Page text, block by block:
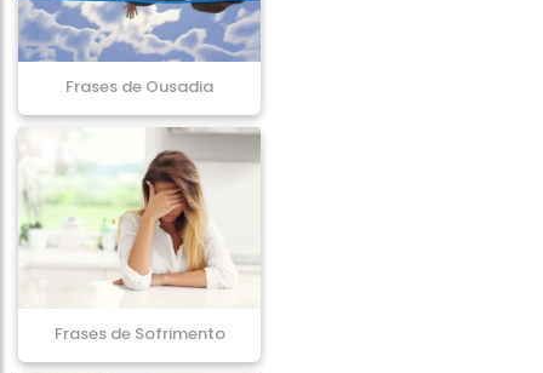
Frases de Ousadia
Frases de Sofrimento